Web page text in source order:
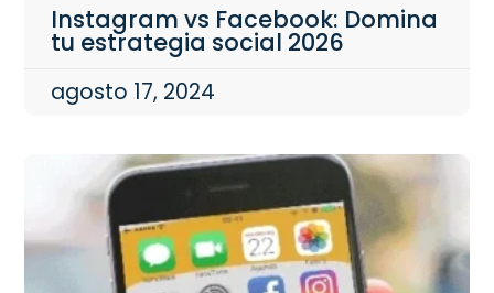
Instagram vs Facebook: Domina
tu estrategia social 2026
agosto 17, 2024